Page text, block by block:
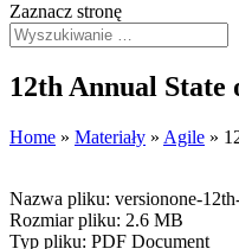
Zaznacz stronę
12th Annual
Home » Materiały » Agile »
Nazwa pliku: versionone-
Rozmiar pliku: 2.6 MB
Typ pliku: PDF Document